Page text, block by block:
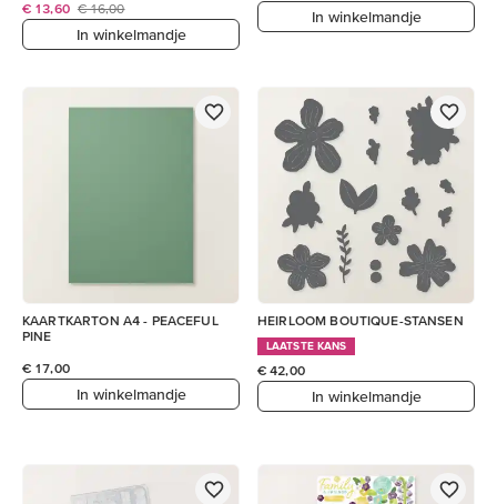
€ 13,60 € 16,00
In winkelmandje
In winkelmandje
KAARTKARTON A4 - PEACEFUL
PINE
€ 17,00
In winkelmandje
HEIRLOOM BOUTIQUE-STANSEN
LAATSTE KANS
€ 42,00
In winkelmandje